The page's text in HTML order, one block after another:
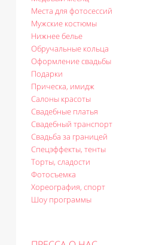
Места для фотосессий
Мужские костюмы
Нижнее белье
Обручальные кольца
Оформление свадьбы
Подарки
Прическа, имидж
Салоны красоты
Свадебные платья
Свадебный транспорт
Свадьба за границей
Спецэффекты, тенты
Торты, сладости
Фотосъемка
Хореография, спорт
Шоу программы